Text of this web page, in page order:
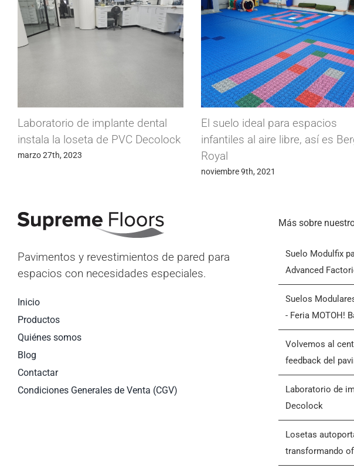
Laboratorio de implante dental
instala la loseta de PVC Decolock
marzo 27th, 2023
El suelo ideal para espacios
infantiles al aire libre, así es
Royal
noviembre 9th, 2021
Pavimentos y revestimientos de pared para
espacios con necesidades especiales.
Inicio
Productos
Quiénes somos
Blog
Contactar
Condiciones Generales de Venta (CGV)
Más sobre
Suelo Modulfix
Advanced
Suelos
- Feria MOTOH!
Volvemos al
feedback del
Laboratorio de
Decolock
Losetas
transformando